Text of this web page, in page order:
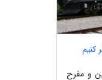
کنیم
و مفرح